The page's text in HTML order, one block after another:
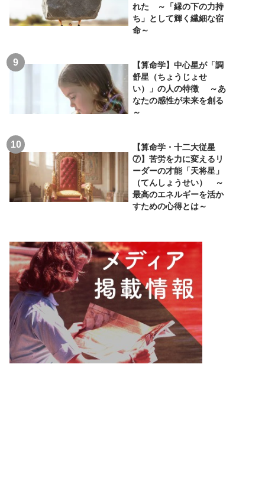
れた ～「縁の下の力持
ち」として輝く繊細な宿
命～
【算命学】中心星が「調
舒星（ちょうじょせ
い）」の人の特徴 ～あ
なたの感性が未来を創る
～
【算命学・十二大従星
⑦】苦労を力に変えるリ
ーダーの才能「天将星」
（てんしょうせい） ～
最高のエネルギーを活か
すための心得とは～